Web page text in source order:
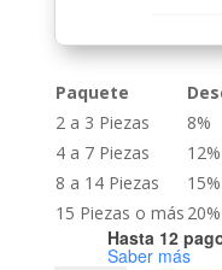
Paquete
2 a 3 Piezas
8%
4 a 7 Piezas
12%
8 a 14 Piezas
15%
15 Piezas o más 20%
Hasta 12
Saber más